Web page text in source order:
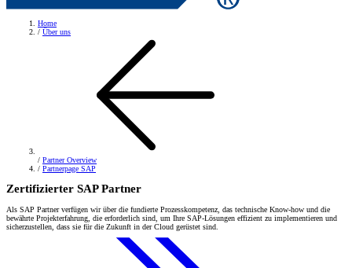
Home
/ Über uns
/ Partner Overview
/ Partnerpage SAP
Zertifizierter SAP Partner
Als SAP Partner verfügen wir über die fundierte Prozesskompetenz, das technische Know-how und die
bewährte Projekterfahrung, die erforderlich sind, um Ihre SAP-Lösungen effizient zu implementieren und
sicherzustellen, dass sie für die Zukunft in der Cloud gerüstet sind.